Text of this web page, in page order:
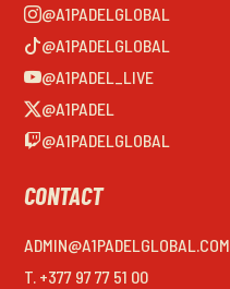
@A1PADELGLOBAL
@A1PADELGLOBAL
@A1PADEL_LIVE
@A1PADEL
@A1PADELGLOBAL
CONTACT
ADMIN@A1PADELGLOBAL.COM
T. +377 97 77 51 00